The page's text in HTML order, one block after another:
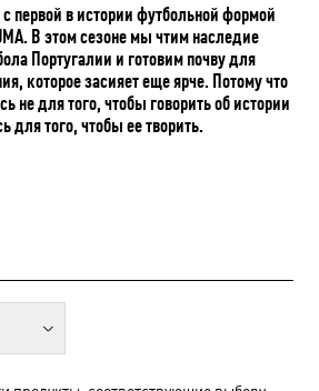
первой в истории футбольной формой
В этом сезоне мы чтим наследие
Португалии и готовим почву для
которое засияет еще ярче. Потому что
не для того, чтобы говорить об истории
для того, чтобы ее творить.